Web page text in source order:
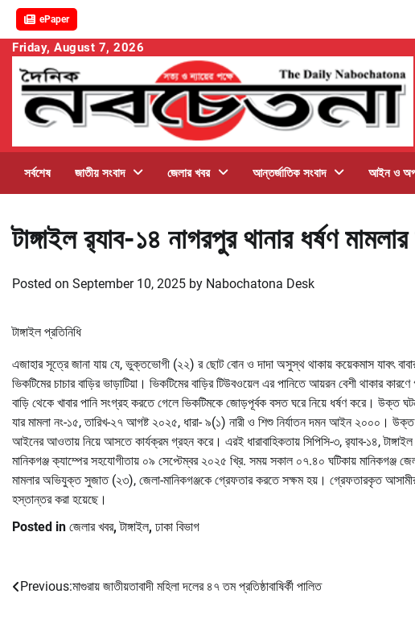
ePaper
Skip
content
Friday, August 7, 2026
সর্বশেষ জাতীয় সংবাদ জেলার খবর আন্তর্জাতিক সংবাদ আইন ও
টাঙ্গাইল র‌্যাব-১৪ নাগরপুর থানার ধর্ষণ
Posted on September 10, 2025 by Nabochatona Desk
টাঙ্গাইল প্রতিনিধি
এজাহার সূত্রে জানা যায় যে, ভুক্তভোগী (২২) র ছোট বোন ও দাদা অসুস্থ থাকায় কয়েকমাস যাবৎ
ভিকটিমের চাচার বাড়ির ভাড়াটিয়া। ভিকটিমের বাড়ির টিউবওয়েল এর পানিতে আয়রন বেশী
বাড়ি থেকে খাবার পানি সংগ্রহ করতে গেলে ভিকটিমকে জোড়পূর্বক বসত ঘরে নিয়ে ধর্ষণ করে। উক্ত
যার মামলা নং-১৫, তারিখ-২৭ আগষ্ট ২০২৫, ধারা- ৯(১) নারী ও শিশু নির্যাতন দমন আইন ২০০০।
আইনের আওতায় নিয়ে আসতে কার্যক্রম গ্রহন করে। এরই ধারাবাহিকতায় সিপিসি-৩, র‌্যাব-১৪,
মানিকগঞ্জ ক্যাম্পের সহযোগীতায় ০৯ সেপ্টেম্বর ২০২৫ খ্রি. সময় সকাল ০৭.৪০ ঘটিকায় মানিকগঞ্জ
মামলার অভিযুক্ত সুজাত (২৩), জেলা-মানিকগঞ্জকে গ্রেফতার করতে সক্ষম হয়। গ্রেফতারকৃত আসামীর
হস্তান্তর করা হয়েছে।
Posted in জেলার খবর,টাঙ্গাইল, ঢাকা বিভাগ
Post
Previous:মাগুরায় জাতীয়তাবাদী মহিলা দলের ৪৭ তম প্রতিষ্ঠাবাষির্কী পালিত